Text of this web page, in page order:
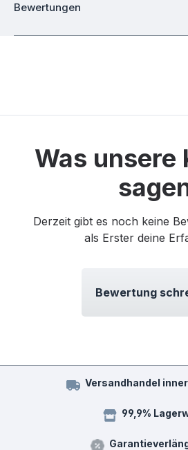
Bewertungen
Was unsere
Derzeit gibt es noch keine
als Erster deine
Bewertung
Versandhandel
99,9%